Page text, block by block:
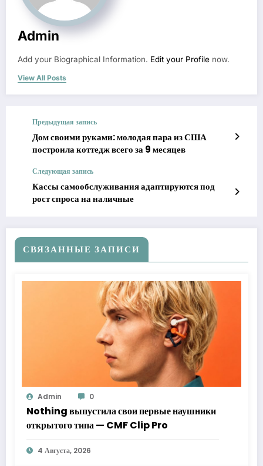
Admin
Add your Biographical Information. Edit your Profile now.
View All Posts
Предыдущая запись
Дом своими руками: молодая пара из США
построила коттедж всего за 9 месяцев
Следующая запись
Кассы самообслуживания адаптируются под
рост спроса на наличные
СВЯЗАННЫЕ ЗАПИСИ
Admin 0
Nothing выпустила свои первые наушники
открытого типа — CMF Clip Pro
4 Августа, 2026